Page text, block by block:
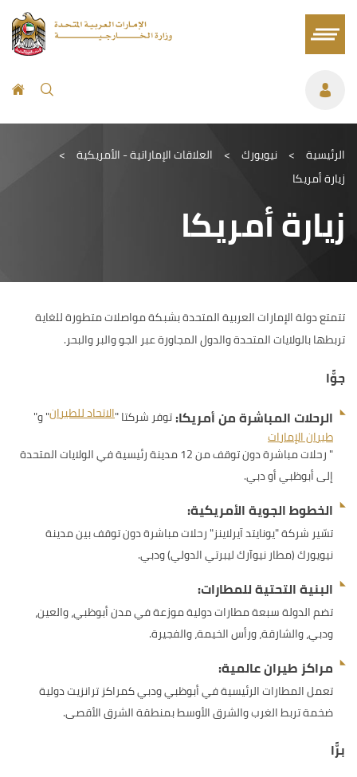
الرئيسية > نيويورك > العلاقات الإماراتية - الأمريكية >
زيارة أمريكا
زيارة أمريكا
تتمتع دولة الإمارات العربية المتحدة بشبكة مواصلات متطورة للغاية
تربطها بالولايات المتحدة والدول المجاورة عبر الجو والبر والبحر.
جوًّا
الرحلات المباشرة من أمريكا:توفر شركتا "الاتحاد للطيران" و"
طيران الإمارات
" رحلات مباشرة دون توقف من 12 مدينة رئيسية في الولايات المتحدة
إلى أبوظبي أو دبي.
الخطوط الجوية الأمريكية:
تسّير شركة "يونايتد آيرلاينز" رحلات مباشرة دون توقف بين مدينة
نيويورك (مطار نيوآرك ليبرتي الدولي) ودبي.
البنية التحتية للمطارات:
تضم الدولة سبعة مطارات دولية موزعة في مدن أبوظبي، والعين،
ودبي، والشارقة، ورأس الخيمة، والفجيرة.
مراكز طيران عالمية:
تعمل المطارات الرئيسية في أبوظبي ودبي كمراكز ترانزيت دولية
ضخمة تربط الغرب والشرق الأوسط بمنطقة الشرق الأقصى.
برًّا